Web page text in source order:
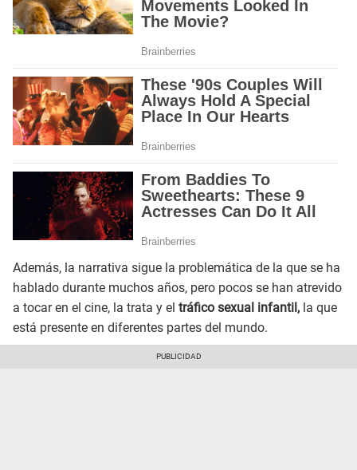
Además, la narrativa sigue la problemática de la que se ha
hablado durante muchos años, pero pocos se han atrevido
a tocar en el cine, la trata y el tráfico sexual infantil, la que
está presente en diferentes partes del mundo.